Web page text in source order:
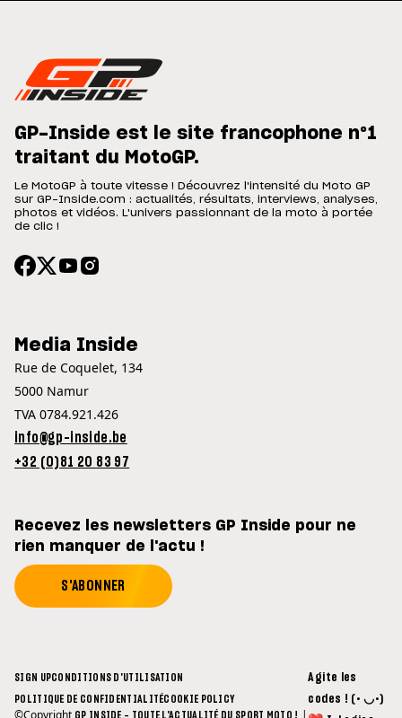
GP-Inside est le site francophone n°1
traitant du MotoGP.
Le MotoGP à toute vitesse ! Découvrez l'intensité du Moto GP
sur GP-Inside.com : actualités, résultats, interviews, analyses,
photos et vidéos. L'univers passionnant de la moto à portée
de clic !
Media Inside
Rue de Coquelet, 134
5000 Namur
TVA 0784.921.426
info@gp-inside.be
+32 (0)81 20 83 97
Recevez les newsletters GP Inside pour ne
rien manquer de l'actu !
S'ABONNER
SIGN UPCONDITIONS D'UTILISATION
POLITIQUE DE CONFIDENTIALITÉCOOKIE POLICY
GP INSIDE - TOUTE L'ACTUALITÉ DU SPORT MOTO !
Agite les
codes ! (• ◡•)